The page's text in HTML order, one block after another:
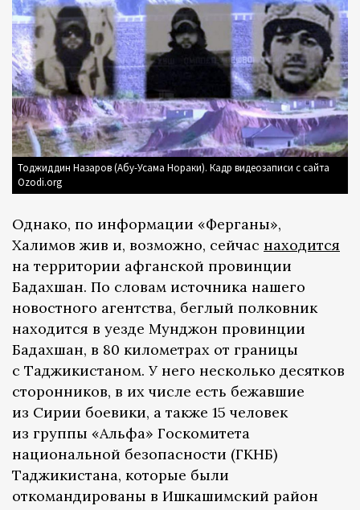
Тоджиддин Назаров (Абу-Усама Нораки). Кадр видеозаписи с сайта
Ozodi.org
Однако, по информации «Ферганы»,
Халимов жив и, возможно, сейчас находится
на территории афганской провинции
Бадахшан. По словам источника нашего
новостного агентства, беглый полковник
находится в уезде Мунджон провинции
Бадахшан, в 80 километрах от границы
с Таджикистаном. У него несколько десятков
сторонников, в их числе есть бежавшие
из Сирии боевики, а также 15 человек
из группы «Альфа» Госкомитета
национальной безопасности (ГКНБ)
Таджикистана, которые были
откомандированы в Ишкашимский район